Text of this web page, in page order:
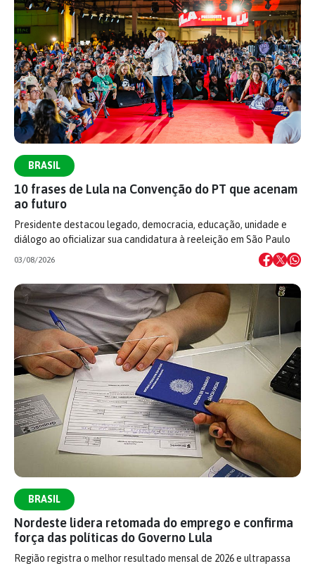
BRASIL
10 frases de Lula na Convenção do PT que acenam
ao futuro
Presidente destacou legado, democracia, educação, unidade e
diálogo ao oficializar sua candidatura à reeleição em São Paulo
03/08/2026
BRASIL
Nordeste lidera retomada do emprego e confirma
força das políticas do Governo Lula
Região registra o melhor resultado mensal de 2026 e ultrapassa